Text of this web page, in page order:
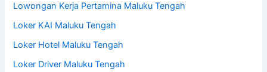
Lowongan Kerja Pertamina Maluku Tengah
Loker KAI Maluku Tengah
Loker Hotel Maluku Tengah
Loker Driver Maluku Tengah